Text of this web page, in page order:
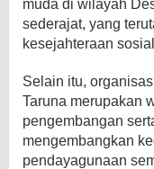
muda di wilayah
sederajat, yang
kesejahteraan
Selain itu,
Taruna merupakan
pengembangan
mengembangkan
pendayagunaan